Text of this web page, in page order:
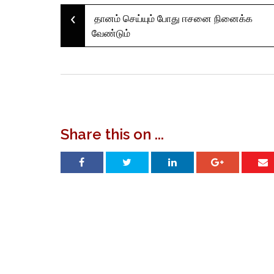
Post
navigation
‹
தானம் செய்யும் போது ஈசனை நினைக்க
வேண்டும்
Share this on ...